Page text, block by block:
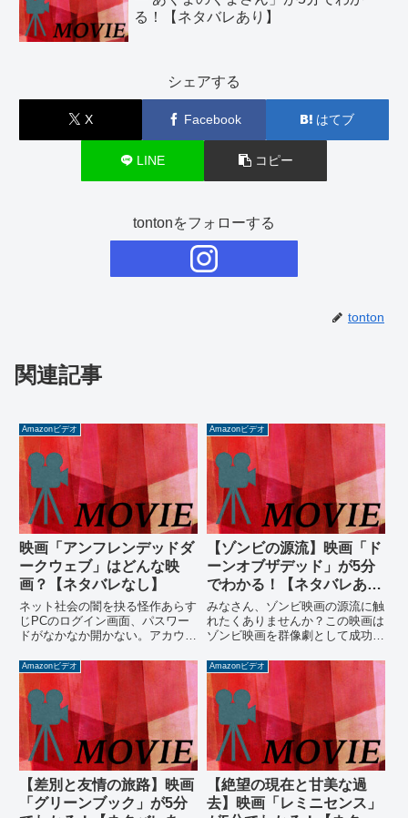
る！【ネタバレあり】
シェアする
X Facebook はてブ
LINE コピー
tontonをフォローする
tonton
関連記事
Amazonビデオ
映画「アンフレンデッドダ
ークウェブ」はどんな映
画？【ネタバレなし】
ネット社会の闇を抉る怪作あらす
じPCのログイン画面、パスワー
ドがなかなか開かない。アカウン
インに成功する。いつも使ういく
つかのサイトを開くと「ノラ
CⅣ」という名前でログインされ
ていたため、自分のアカウントで
ログ...
Amazonビデオ
【ゾンビの源流】映画「ド
ーンオブザデッド」が5分
でわかる！【ネタバレあ
り】
みなさん、ゾンビ映画の源流に触
れたくありませんか？この映画は
ゾンビ映画を群像劇として成功さ
ゾンビも走るタイプにアップデー
トされており古臭さはありませ
ん。初期のウォーキングデッドが
好きな人にはオススメです。
Amazonビデオ
【差別と友情の旅路】映画
「グリーンブック」が5分
Amazonビデオ
【絶望の現在と甘美な過
去】映画「レミニセンス」